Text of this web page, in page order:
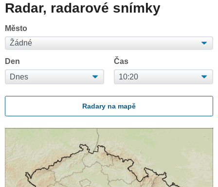
Radar, radarové snímky
Město
Den Čas
Radary na mapě